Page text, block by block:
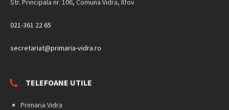
Str. Principala nr. 106, Comuna Vidra, Ilfov
021-361 22 65
secretariat@primaria-vidra.ro
TELEFOANE UTILE
Primaria Vidra